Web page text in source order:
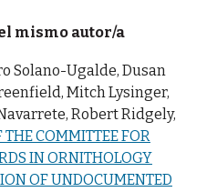
mismo autor/a
Solano-Ugalde, Dusan
Mitch Lysinger,
Robert Ridgely,
COMMITTEE FOR
IN ORNITHOLOGY
OF UNDOCUMENTED